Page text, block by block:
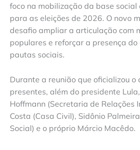
foco na mobilização da base
para as eleições de 2026. O novo
desafio ampliar a articulação com
populares e reforçar a presença do
pautas sociais.
Durante a reunião que oficializou o
presentes, além do presidente
Hoffmann (Secretaria de Relações
Costa (Casa Civil), Sidônio
Social) e o próprio Márcio Macêdo.